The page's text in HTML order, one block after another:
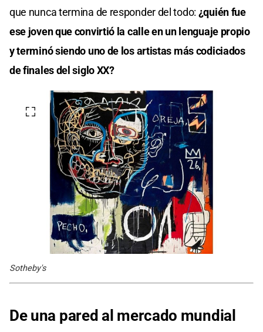
que nunca termina de responder del todo: ¿quién fue
ese joven que convirtió la calle en un lenguaje propio
y terminó siendo uno de los artistas más codiciados
de finales del siglo XX?
Sotheby's
De una pared al mercado mundial